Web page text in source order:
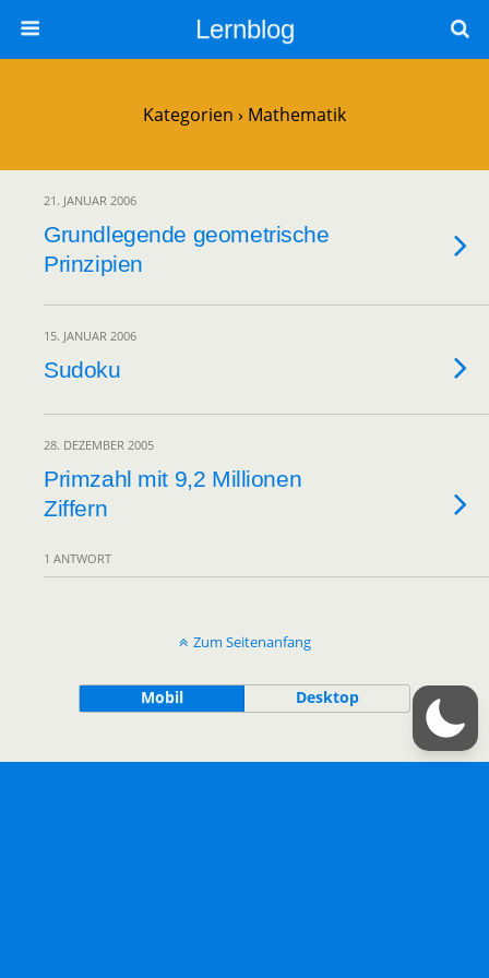
Lernblog
Kategorien › Mathematik
21. JANUAR 2006
Grundlegende geometrische
Prinzipien
15. JANUAR 2006
Sudoku
28. DEZEMBER 2005
Primzahl mit 9,2 Millionen
Ziffern
1 ANTWORT
Zum Seitenanfang
Mobil Desktop